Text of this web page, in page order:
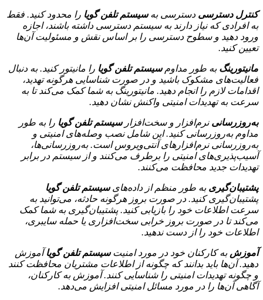
کنترل دسترسی دسترسی بهسیستم تلفن گویا را محدود کنید. فقط
به افرادی که نیاز دارند به سیستم دسترسی داشته باشند، اجازه
ورود دهید و سطوح دسترسی را بر اساس نقش و مسئولیت آن‌ها
تعیین کنید.
مانیتورینگ به طور مداومسیستم تلفن گویا را مانیتور کنید. به دنبال
فعالیت‌های مشکوک باشید و در صورت شناسایی هرگونه تهدید،
اقدامات لازم را انجام دهید. مانیتورینگ به شما کمک می‌کند تا به
سرعت به تهدیدات امنیتی واکنش نشان دهید.
به‌روزرسانی نرم‌افزار و سخت‌افزارسیستم تلفن گویا را به طور
مداوم به‌روزرسانی کنید. این شامل نصب وصله‌های امنیتی و
به‌روزرسانی نرم‌افزارهای آنتی‌ویروس است. به‌روزرسانی‌ها،
آسیب‌پذیری‌های امنیتی را برطرف می‌کنند و از سیستم در برابر
تهدیدات جدید محافظت می‌کنند.
پشتیبان‌گیری به طور منظم از داده‌هایسیستم تلفن گویا
پشتیبان‌گیری کنید. در صورت بروز هرگونه حادثه، می‌توانید به
سرعت اطلاعات خود را بازیابی کنید. پشتیبان‌گیری به شما کمک
می‌کند تا در صورت بروز خرابی سخت‌افزاری یا حمله سایبری،
اطلاعات خود را از دست ندهید.
آموزش به کارکنان خود در مورد امنیتسیستم تلفن گویا آموزش
دهید. آن‌ها باید بدانند که چگونه از اطلاعات مشتریان محافظت کنند
و چگونه تهدیدات امنیتی را شناسایی کنند. آموزش به کارکنان،
آگاهی آن‌ها را در مورد مسائل امنیتی افزایش می‌دهد.